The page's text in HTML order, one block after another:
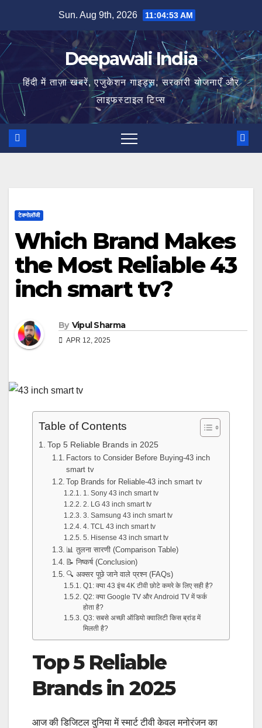
content
Sun. Aug 9th, 2026 11:04:54 AM
Deepawali India
हिंदी में ताज़ा खबरें, एजुकेशन गाइड्स, सरकारी योजनाएँ और
लाइफस्टाइल टिप्स
टेक्नोलॉजी
Which Brand Makes
the Most Reliable 43
inch smart tv?
By Vipul Sharma
APR 12, 2025
Table of Contents
Top 5 Reliable Brands in 2025
Factors to Consider Before Buying-43 inch
smart tv
Top Brands for Reliable-43 inch smart tv
1. Sony 43 inch smart tv
2. LG 43 inch smart tv
3. Samsung 43 inch smart tv
4. TCL 43 inch smart tv
5. Hisense 43 inch smart tv
📊 तुलना सारणी (Comparison Table)
📝 निष्कर्ष (Conclusion)
🔍 अक्सर पूछे जाने वाले प्रश्न (FAQs)
Q1: क्या 43 इंच 4K टीवी छोटे कमरे के लिए सही है?
Q2: क्या Google TV और Android TV में फर्क
होता है?
Q3: सबसे अच्छी ऑडियो क्वालिटी किस ब्रांड में
मिलती है?
Top 5 Reliable
Brands in 2025
आज की डिजिटल दुनिया में स्मार्ट टीवी केवल मनोरंजन का